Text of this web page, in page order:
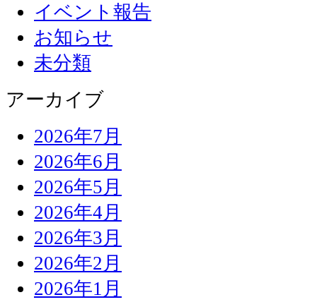
イベント報告
お知らせ
未分類
アーカイブ
2026年7月
2026年6月
2026年5月
2026年4月
2026年3月
2026年2月
2026年1月